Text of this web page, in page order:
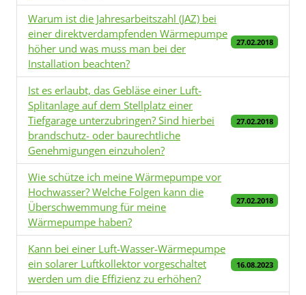
Warum ist die Jahresarbeitszahl (JAZ) bei
einer direktverdampfenden Wärmepumpe
höher und was muss man bei der
Installation beachten?
27.02.2018
Ist es erlaubt, das Gebläse einer Luft-
Splitanlage auf dem Stellplatz einer
Tiefgarage unterzubringen? Sind hierbei
brandschutz- oder baurechtliche
Genehmigungen einzuholen?
27.02.2018
Wie schütze ich meine Wärmepumpe vor
Hochwasser? Welche Folgen kann die
Überschwemmung für meine
Wärmepumpe haben?
27.02.2018
Kann bei einer Luft-Wasser-Wärmepumpe
ein solarer Luftkollektor vorgeschaltet
werden um die Effizienz zu erhöhen?
16.08.2023